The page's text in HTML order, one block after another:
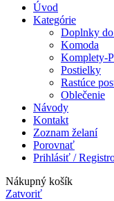
Úvod
Kategórie
Doplnky
Komoda
Komplety-
Postielky
Rastúce
Oblečenie
Návody
Kontakt
Zoznam želaní
Porovnať
Prihlásiť /
Nákupný košík
Zatvoriť